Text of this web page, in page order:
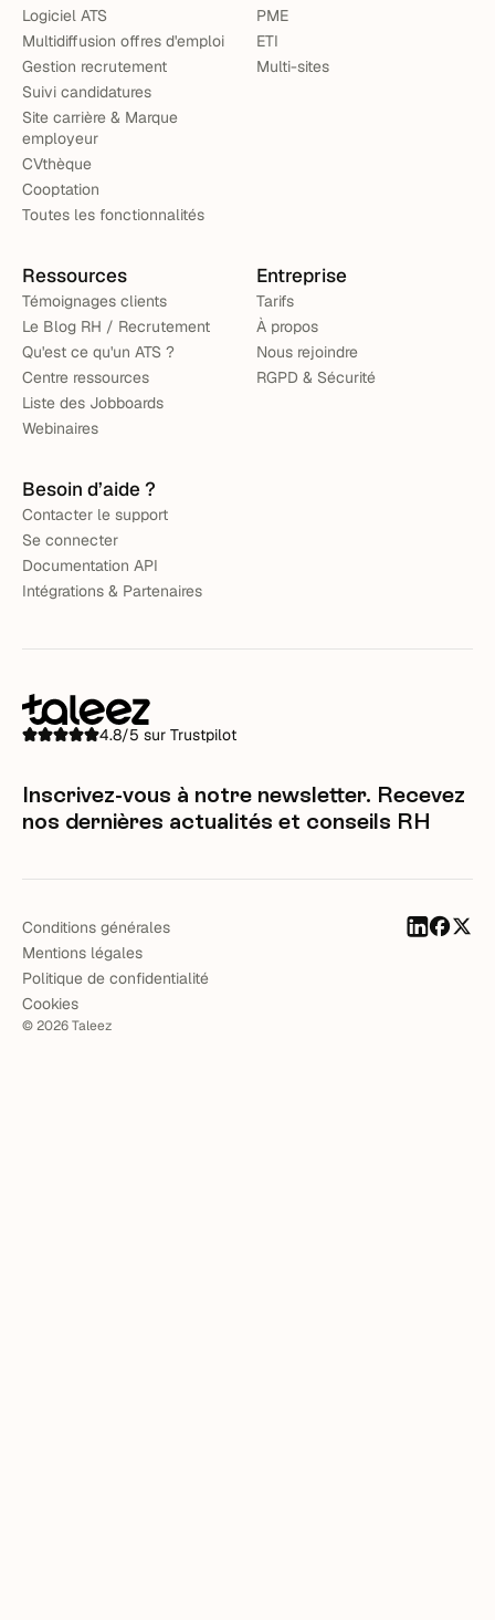
Logiciel ATS
Multidiffusion offres d'emploi
Gestion recrutement
Suivi candidatures
Site carrière & Marque
employeur
CVthèque
Cooptation
Toutes les fonctionnalités
PME
ETI
Multi-sites
Ressources
Témoignages clients
Le Blog RH / Recrutement
Qu'est ce qu'un ATS ?
Centre ressources
Liste des Jobboards
Webinaires
Entreprise
Tarifs
À propos
Nous rejoindre
RGPD & Sécurité
Besoin d’aide ?
Contacter le support
Se connecter
Documentation API
Intégrations & Partenaires
4.8/5 sur Trustpilot
Inscrivez-vous à notre newsletter. Recevez
nos dernières actualités et conseils RH
©2026Taleez
Conditions générales
Mentions légales
Politique de confidentialité
Cookies